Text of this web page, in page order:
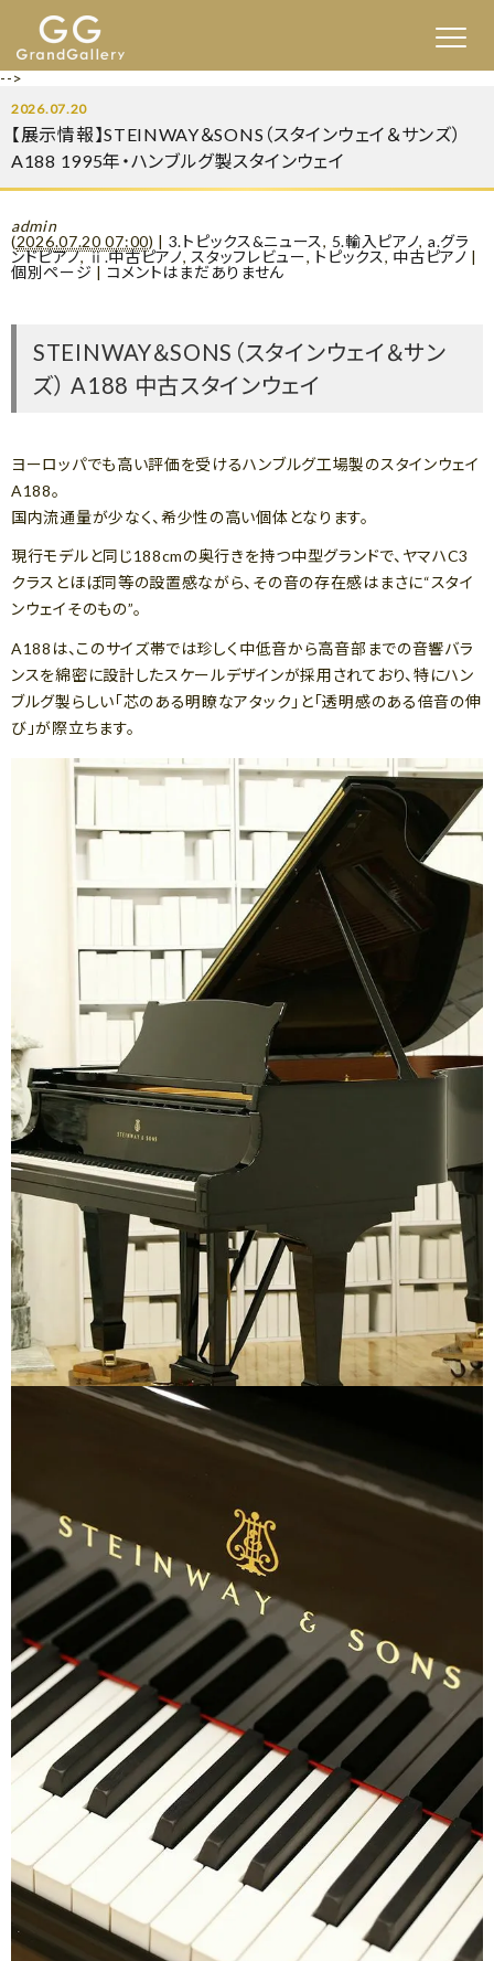
-->
2026.07.20
【展示情報】STEINWAY＆SONS（スタインウェイ＆サンズ）
A188 1995年・ハンブルグ製スタインウェイ
admin
(2026.07.20 07:00) | 3.トピックス&ニュース, 5.輸入ピアノ, a.グラ
ンドピアノ,ⅱ.中古ピアノ, スタッフレビュー, トピックス, 中古ピアノ |
個別ページ | コメントはまだありません
STEINWAY＆SONS（スタインウェイ＆サン
ズ） A188 中古スタインウェイ
ヨーロッパでも高い評価を受けるハンブルグ工場製のスタインウェイ
A188。
国内流通量が少なく、希少性の高い個体となります。
現行モデルと同じ188cmの奥行きを持つ中型グランドで、ヤマハC3
クラスとほぼ同等の設置感ながら、その音の存在感はまさに“スタイ
ンウェイそのもの”。
A188は、このサイズ帯では珍しく中低音から高音部までの音響バラ
ンスを綿密に設計したスケールデザインが採用されており、特にハン
ブルグ製らしい「芯のある明瞭なアタック」と「透明感のある倍音の伸
び」が際立ちます。